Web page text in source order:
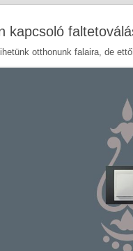
kapcsoló
otthonunk falaira, de